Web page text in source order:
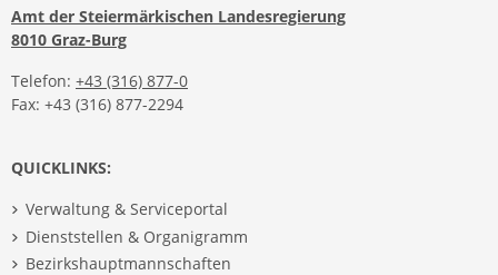
Amt der Steiermärkischen Landesregierung
8010 Graz-Burg
Telefon: +43 (316) 877-0
Fax: +43 (316) 877-2294
QUICKLINKS:
Verwaltung & Serviceportal
Dienststellen & Organigramm
Bezirkshauptmannschaften